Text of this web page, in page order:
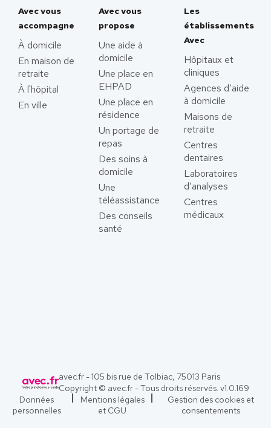
Avec vous
accompagne
À domicile
En maison de
retraite
À l'hôpital
En ville
Avec vous
propose
Une aide à
domicile
Une place en
EHPAD
Une place en
résidence
Un portage de
repas
Des soins à
domicile
Une
téléassistance
Des conseils
santé
Les
établissements
Avec
Hôpitaux et
cliniques
Agences d’aide
à domicile
Maisons de
retraite
Centres
dentaires
Laboratoires
d’analyses
Centres
médicaux
avec.fr - 105 bis rue de Tolbiac, 75013 Paris
Copyright © avec.fr - Tous droits réservés. v1.0.169
Données
personnelles
Mentions légales
et CGU
Gestion des cookies et
consentements